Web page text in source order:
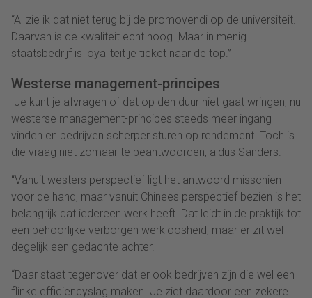
“Al zie ik dat niet terug bij de promovendi op de universiteit.
Daarvan is de kwaliteit echt hoog. Maar in menig
staatsbedrijf is loyaliteit je ticket naar de top.”
Westerse management-principes
Je kunt je afvragen of dat op den duur niet gaat wringen, nu
westerse management-principes steeds meer ingang
vinden en bedrijven scherper sturen op rendement. Toch is
die vraag niet zomaar te beantwoorden, aldus Sanders.
“Vanuit westers perspectief ligt het antwoord misschien
voor de hand, maar vanuit Chinees perspectief bezien is het
belangrijk dat iedereen werk heeft. Dat leidt in de praktijk tot
een behoorlijke verborgen werkloosheid, maar er zit wel
degelijk een gedachte achter.
“Daar staat tegenover dat er ook bedrijven zijn die wel een
flinke efficiencyslag maken. Je ziet daardoor een zekere